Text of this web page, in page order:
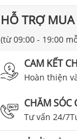
HỖ TRỢ
(từ 09:00 - 19:00
CAM KẾT
Hoàn thiện
CHĂM SÓC
Tư vấn 24/